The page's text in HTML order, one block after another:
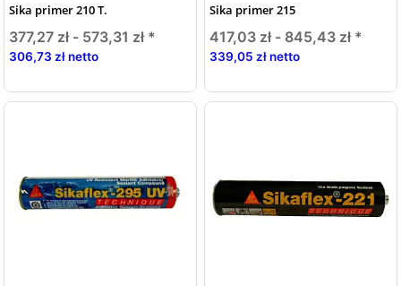
Sika primer 210 T.
377,27 zł - 573,31 zł *
306,73 zł netto
Sika primer 215
417,03 zł - 845,43 zł *
339,05 zł netto